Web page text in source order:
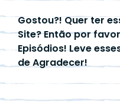
Gostou?! Quer ter
Site? Então por
Episódios! Leve
de Agradecer!